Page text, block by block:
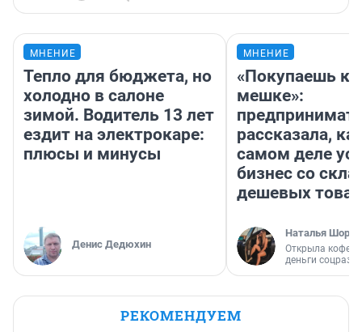
МНЕНИЕ
Тепло для бюджета, но
холодно в салоне
зимой. Водитель 13 лет
ездит на электрокаре:
плюсы и минусы
Денис Дедюхин
МНЕНИЕ
«Покупаешь
мешке»:
рассказала,
самом деле
бизнес со
дешевых
Наталья
Открыла
деньги
РЕКОМЕНДУЕМ